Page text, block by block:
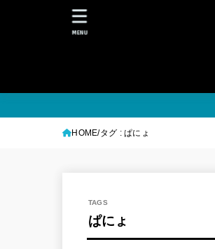
MENU
HOME タグ : ぱにょ
ぱにょ